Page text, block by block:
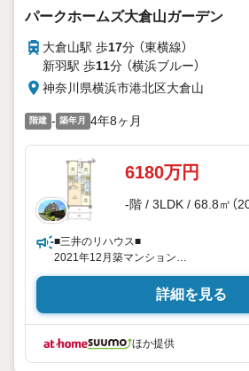
パークホームズ大倉山ガーデン
大倉山駅 歩17分 （東横線）
新羽駅 歩11分 （横浜ブルー）
神奈川県横浜市港北区大倉山
階建 - 築年月 4年8ヶ月
6180万円
-階 / 3LDK / 68.8㎡（
■三井のリハウス■
2021年12月築マンション
南西側にテラス・専用庭有
詳細を見る
ほか提供